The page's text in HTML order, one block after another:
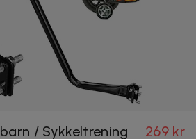
/ Sykkeltrening
269 kr